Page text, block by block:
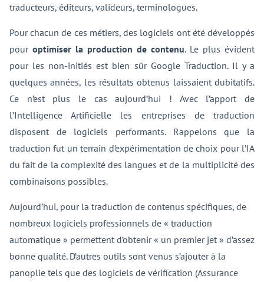
traducteurs, éditeurs, valideurs, terminologues.
Pour chacun de ces métiers, des logiciels ont été développés
pour optimiser la production de contenu. Le plus évident
pour les non-initiés est bien sûr Google Traduction. Il y a
quelques années, les résultats obtenus laissaient dubitatifs.
Ce n’est plus le cas aujourd’hui ! Avec l’apport de
l’Intelligence Artificielle les entreprises de traduction
disposent de logiciels performants. Rappelons que la
traduction fut un terrain d’expérimentation de choix pour l’IA
du fait de la complexité des langues et de la multiplicité des
combinaisons possibles.
Aujourd’hui, pour la traduction de contenus spécifiques, de
nombreux logiciels professionnels de « traduction
automatique » permettent d’obtenir « un premier jet » d’assez
bonne qualité. D’autres outils sont venus s’ajouter à la
panoplie tels que des logiciels de vérification (Assurance